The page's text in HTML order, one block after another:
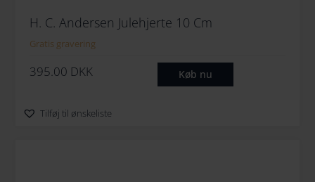
H. C. Andersen Julehjerte 10 Cm
Gratis gravering
395.00 DKK Køb nu
Tilføj til ønskeliste